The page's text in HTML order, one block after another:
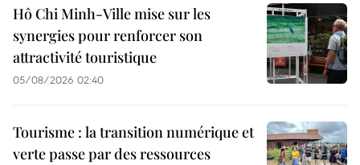
Hô Chi Minh-Ville mise sur les
synergies pour renforcer son
attractivité touristique
05/08/2026 02:40
Tourisme : la transition numérique et
verte passe par des ressources